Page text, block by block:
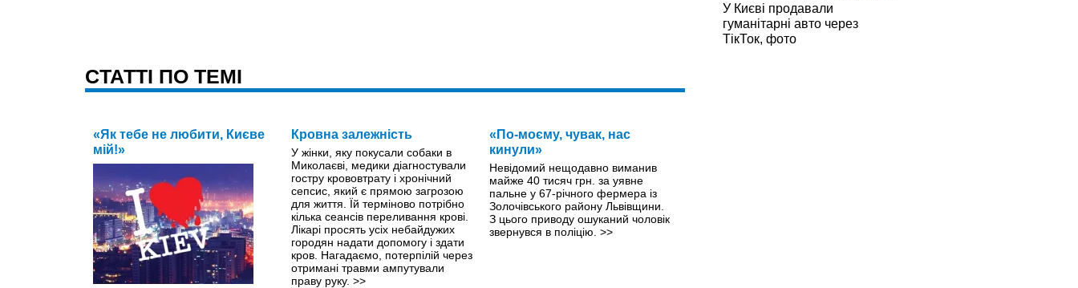
CТАТТІ ПО ТЕМІ
«Як тебе не любити, Києве
мій!»
Кровна залежність
У жінки, яку покусали собаки в
Миколаєві, медики діагностували
гостру крововтрату і хронічний
сепсис, який є прямою загрозою
для життя. Їй терміново потрібно
кілька сеансів переливання крові.
Лікарі просять усіх небайдужих
городян надати допомогу і здати
кров. Нагадаємо, потерпілій через
отримані травми ампутували
праву руку. >>
«По-моєму, чувак, нас
кинули»
Невідомий нещодавно виманив
майже 40 тисяч грн. за уявне
пальне у 67-річного фермера із
Золочівського району Львівщини.
З цього приводу ошуканий чоловік
звернувся в поліцію. >>
У Києві продавали
гуманітарні авто через
ТікТок, фото